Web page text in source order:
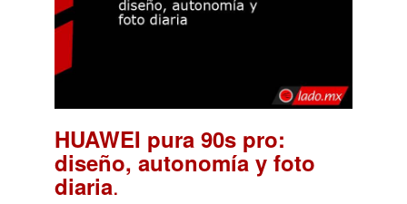
HUAWEI pura 90s pro:
diseño, autonomía y foto
diaria.